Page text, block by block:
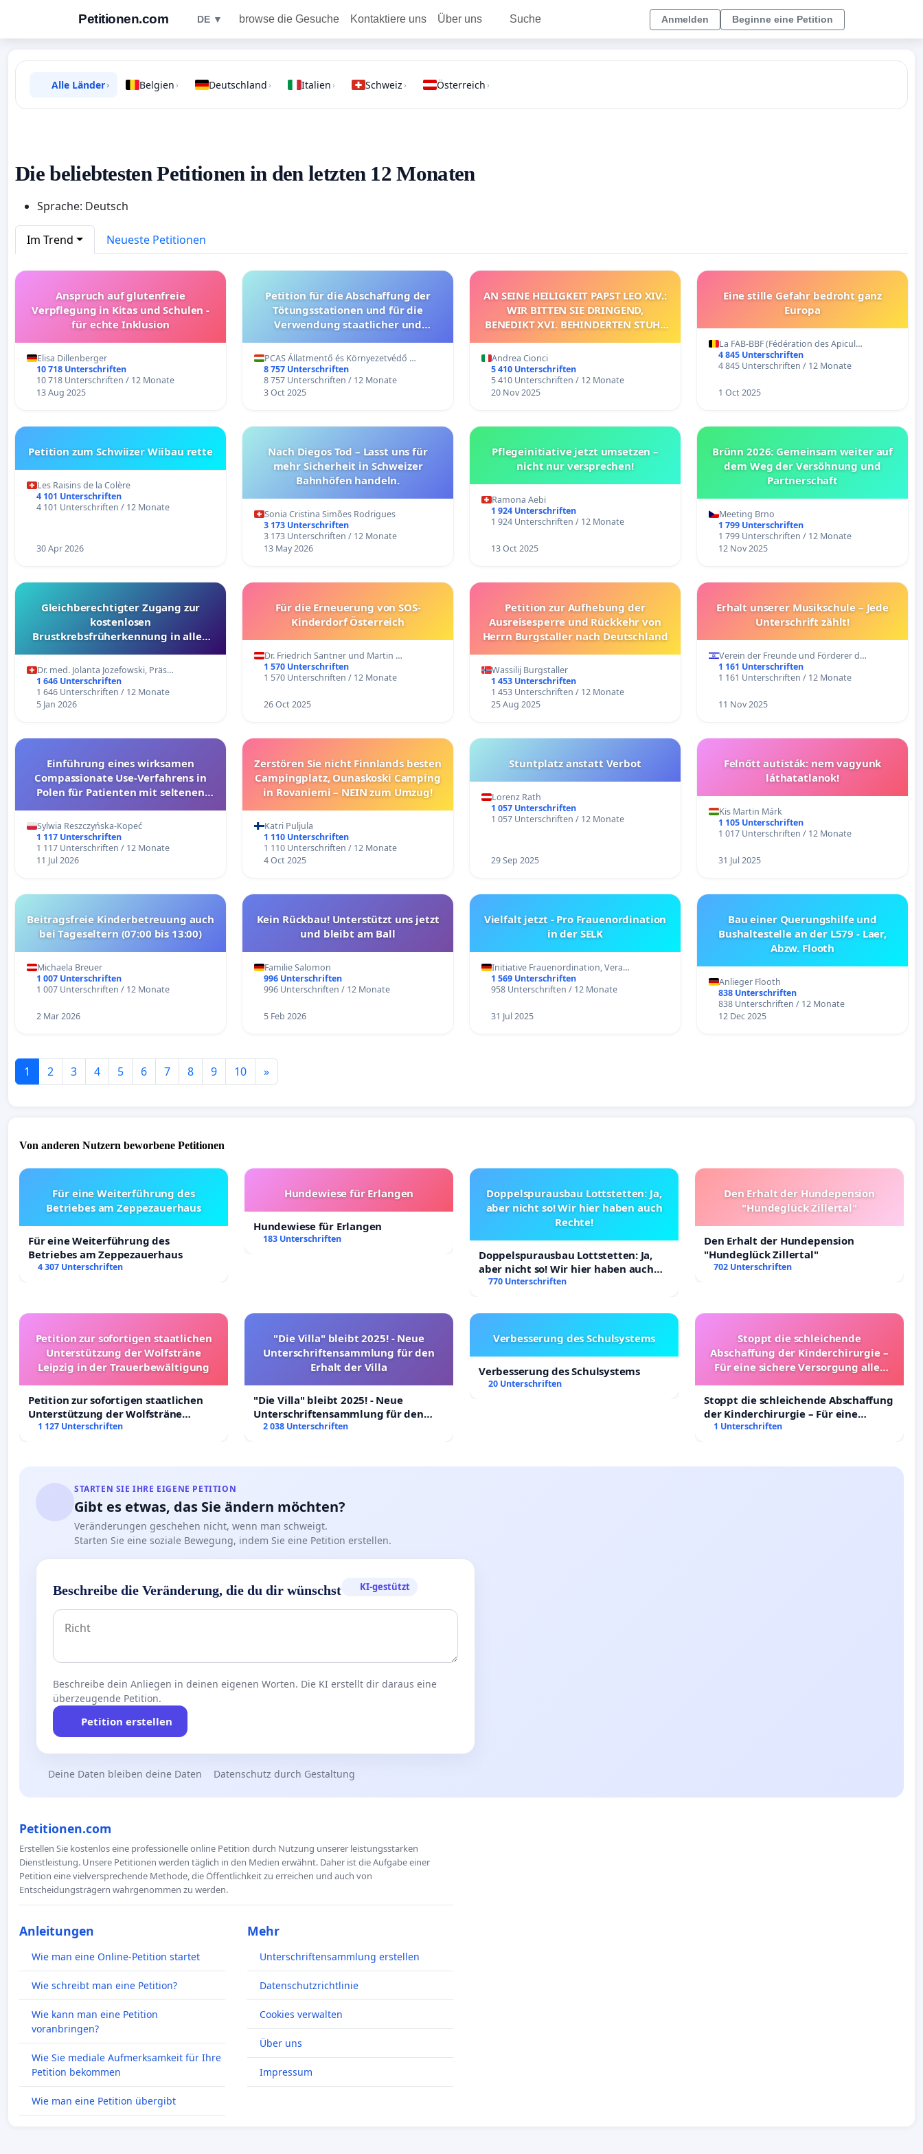
Petitionen.com DE ▼ browse die Gesuche Kontaktiere uns Über uns Suche Anmelden Beginne eine Petition
Alle Länder› Belgien › Deutschland › Italien › Schweiz › Österreich ›
Die beliebtesten Petitionen in den letzten 12 Monaten
Sprache: Deutsch
Im Trend Neueste Petitionen
Anspruch auf glutenfreie
Verpflegung in Kitas und Schulen -
für echte Inklusion
Elisa Dillenberger
10 718 Unterschriften
10 718 Unterschriften / 12 Monate
13 Aug 2025
Petition für die Abschaffung der
Tötungsstationen und für die
Verwendung staatlicher und
PCAS Állatmentő és Környezetvédő …
8 757 Unterschriften
8 757 Unterschriften / 12 Monate
3 Oct 2025
AN SEINE HEILIGKEIT PAPST LEO XIV.:
WIR BITTEN SIE DRINGEND,
BENEDIKT XVI. BEHINDERTEN STUHL
ENTSPRECHENDE VERFAHREN
EINZULEITEN.
Andrea Cionci
5 410 Unterschriften
5 410 Unterschriften / 12 Monate
20 Nov 2025
Eine stille Gefahr bedroht ganz
Europa
La FAB-BBF (Fédération des Apicul…
4 845 Unterschriften
4 845 Unterschriften / 12 Monate
1 Oct 2025
Petition zum Schwiizer Wiibau rette
Les Raisins de la Colère
4 101 Unterschriften
4 101 Unterschriften / 12 Monate
30 Apr 2026
Nach Diegos Tod – Lasst uns für
mehr Sicherheit in Schweizer
Bahnhöfen handeln.
Sonia Cristina Simões Rodrigues
3 173 Unterschriften
3 173 Unterschriften / 12 Monate
13 May 2026
Pflegeinitiative jetzt umsetzen –
nicht nur versprechen!
Ramona Aebi
1 924 Unterschriften
1 924 Unterschriften / 12 Monate
13 Oct 2025
Brünn 2026: Gemeinsam weiter auf
dem Weg der Versöhnung und
Partnerschaft
Meeting Brno
1 799 Unterschriften
1 799 Unterschriften / 12 Monate
12 Nov 2025
Gleichberechtigter Zugang zur
kostenlosen
Brustkrebsfrüherkennung in allen
Dr. med. Jolanta Jozefowski, Präs…
1 646 Unterschriften
1 646 Unterschriften / 12 Monate
5 Jan 2026
Für die Erneuerung von SOS-
Kinderdorf Österreich
Dr. Friedrich Santner und Martin …
1 570 Unterschriften
1 570 Unterschriften / 12 Monate
26 Oct 2025
Petition zur Aufhebung der
Ausreisesperre und Rückkehr von
Herrn Burgstaller nach Deutschland
Wassilij Burgstaller
1 453 Unterschriften
1 453 Unterschriften / 12 Monate
25 Aug 2025
Erhalt unserer Musikschule – Jede
Unterschrift zählt!
Verein der Freunde und Förderer d…
1 161 Unterschriften
1 161 Unterschriften / 12 Monate
11 Nov 2025
Einführung eines wirksamen
Compassionate Use-Verfahrens in
Polen für Patienten mit seltenen
Sylwia Reszczyńska-Kopeć
1 117 Unterschriften
1 117 Unterschriften / 12 Monate
11 Jul 2026
Zerstören Sie nicht Finnlands besten
Campingplatz, Ounaskoski Camping
in Rovaniemi – NEIN zum Umzug!
Katri Puljula
1 110 Unterschriften
1 110 Unterschriften / 12 Monate
4 Oct 2025
Stuntplatz anstatt Verbot
Lorenz Rath
1 057 Unterschriften
1 057 Unterschriften / 12 Monate
29 Sep 2025
Felnőtt autisták: nem vagyunk
láthatatlanok!
Kis Martin Márk
1 105 Unterschriften
1 017 Unterschriften / 12 Monate
31 Jul 2025
Beitragsfreie Kinderbetreuung auch
bei Tageseltern (07:00 bis 13:00)
Michaela Breuer
1 007 Unterschriften
1 007 Unterschriften / 12 Monate
2 Mar 2026
Kein Rückbau! Unterstützt uns jetzt
und bleibt am Ball
Familie Salomon
996 Unterschriften
996 Unterschriften / 12 Monate
5 Feb 2026
Vielfalt jetzt - Pro Frauenordination
in der SELK
Initiative Frauenordination, Vera…
1 569 Unterschriften
958 Unterschriften / 12 Monate
31 Jul 2025
Bau einer Querungshilfe und
Bushaltestelle an der L579 - Laer,
Abzw. Flooth
Anlieger Flooth
838 Unterschriften
838 Unterschriften / 12 Monate
12 Dec 2025
1 2 3 4 5 6 7 8 9 10 »
Von anderen Nutzern beworbene Petitionen
Für eine Weiterführung des
Betriebes am Zeppezauerhaus
Für eine Weiterführung des
Betriebes am Zeppezauerhaus
4 307 Unterschriften
Hundewiese für Erlangen
Hundewiese für Erlangen
183 Unterschriften
Doppelspurausbau Lottstetten: Ja,
aber nicht so! Wir hier haben auch
Rechte!
Doppelspurausbau Lottstetten: Ja,
aber nicht so! Wir hier haben auch
Rechte!
770 Unterschriften
Den Erhalt der Hundepension
"Hundeglück Zillertal"
Den Erhalt der Hundepension
"Hundeglück Zillertal"
702 Unterschriften
Petition zur sofortigen staatlichen
Unterstützung der Wolfsträne
Leipzig in der Trauerbewältigung
Petition zur sofortigen staatlichen
Unterstützung der Wolfsträne
Leipzig in der Trauerbewältigung
1 127 Unterschriften
"Die Villa" bleibt 2025! - Neue
Unterschriftensammlung für den
Erhalt der Villa
"Die Villa" bleibt 2025! - Neue
Unterschriftensammlung für den
Erhalt der Villa
2 038 Unterschriften
Verbesserung des Schulsystems
Verbesserung des Schulsystems
20 Unterschriften
Stoppt die schleichende
Abschaffung der Kinderchirurgie –
Für eine sichere Versorgung aller
Stoppt die schleichende Abschaffung
der Kinderchirurgie – Für eine
sichere Versorgung aller Kinder in
1 Unterschriften
STARTEN SIE IHRE EIGENE PETITION
Gibt es etwas, das Sie ändern möchten?
Veränderungen geschehen nicht, wenn man schweigt.
Starten Sie eine soziale Bewegung, indem Sie eine Petition erstellen.
Beschreibe die Veränderung, die du dir wünschst KI-gestützt
Beschreibe dein Anliegen in deinen eigenen Worten. Die KI erstellt dir daraus eine
überzeugende Petition.
Petition erstellen
Deine Daten bleiben deine Daten Datenschutz durch Gestaltung
Petitionen.com
Erstellen Sie kostenlos eine professionelle online Petition durch Nutzung unserer leistungsstarken
Dienstleistung. Unsere Petitionen werden täglich in den Medien erwähnt. Daher ist die Aufgabe einer
Petition eine vielversprechende Methode, die Öffentlichkeit zu erreichen und auch von
Entscheidungsträgern wahrgenommen zu werden.
Anleitungen
Wie man eine Online-Petition startet
Wie schreibt man eine Petition?
Wie kann man eine Petition
voranbringen?
Wie Sie mediale Aufmerksamkeit für Ihre
Petition bekommen
Wie man eine Petition übergibt
Mehr
Unterschriftensammlung erstellen
Datenschutzrichtlinie
Cookies verwalten
Über uns
Impressum